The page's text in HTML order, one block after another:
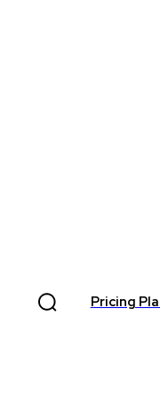
Pricing